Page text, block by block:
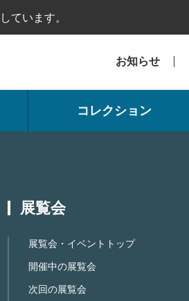
ています。
お知らせ
コレクション
展覧会
展覧会・イベントトップ
開催中の展覧会
次回の展覧会